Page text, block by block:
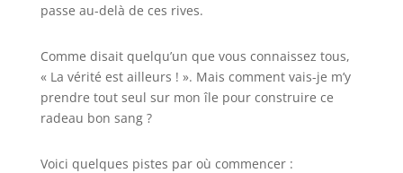
passe au-delà de ces rives.
Comme disait quelqu’un que vous connaissez tous,
« La vérité est ailleurs ! ». Mais comment vais-je m’y
prendre tout seul sur mon île pour construire ce
radeau bon sang ?
Voici quelques pistes par où commencer :